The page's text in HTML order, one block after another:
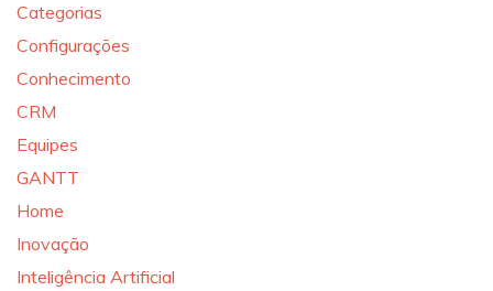
Categorias
Configurações
Conhecimento
CRM
Equipes
GANTT
Home
Inovação
Inteligência Artificial